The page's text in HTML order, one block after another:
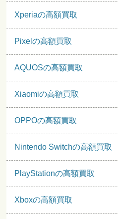
Xperiaの高額買取
Pixelの高額買取
AQUOSの高額買取
Xiaomiの高額買取
OPPOの高額買取
Nintendo Switchの高額買取
PlayStationの高額買取
Xboxの高額買取